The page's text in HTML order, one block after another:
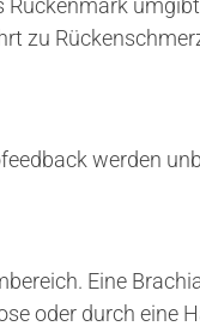
zu
werden
Eine
oder durch eine